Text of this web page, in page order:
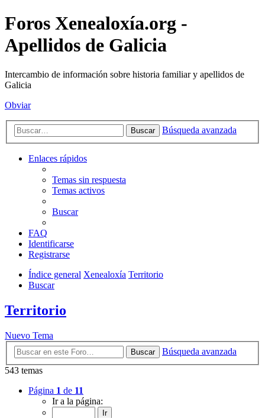
Foros Xenealoxía.org -
Apellidos de Galicia
Intercambio de información sobre historia familiar y apellidos de
Galicia
Obviar
Buscar Búsqueda avanzada
Enlaces rápidos
Temas sin respuesta
Temas activos
Buscar
FAQ
Identificarse
Registrarse
Índice general Xenealoxía Territorio
Buscar
Territorio
Nuevo Tema
Buscar
Búsqueda avanzada
543 temas
Página 1 de 11
Ir a la página: